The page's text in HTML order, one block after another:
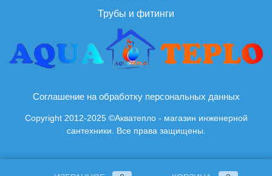
Трубы и фитинги
Соглашение на обработку персональных данных
Copyright 2012-2025 ©Акватепло - магазин инженерной
сантехники. Все права защищены.